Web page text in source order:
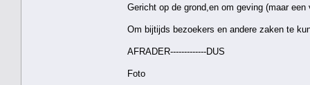
Gericht op de grond,en om geving (maar een
Om bijtijds bezoekers en andere zaken te
AFRADER-------------DUS
Foto